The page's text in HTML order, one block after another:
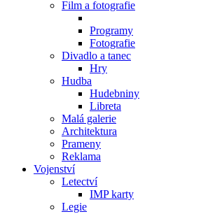
Film a fotografie
Programy
Fotografie
Divadlo a tanec
Hry
Hudba
Hudebniny
Libreta
Malá galerie
Architektura
Prameny
Reklama
Vojenství
Letectví
IMP karty
Legie